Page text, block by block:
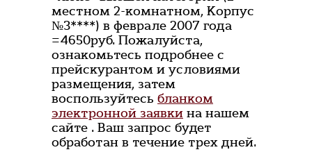
местном 2-комнатном, Корпус
№3****) в феврале 2007 года
=4650руб. Пожалуйста,
ознакомьтесь подробнее с
прейскурантом и условиями
размещения, затем
воспользуйтесь бланком
электронной заявки на нашем
сайте . Ваш запрос будет
обработан в течение трех дней.